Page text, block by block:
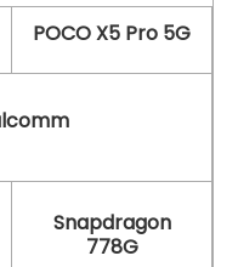
POCO X5 Pro 5G
Snapdragon
778G